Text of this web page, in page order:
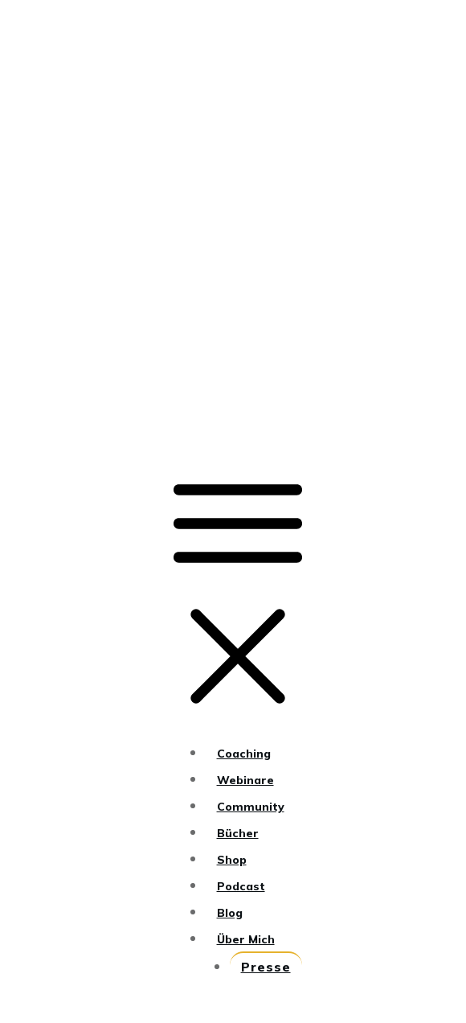
Coaching
Webinare
Community
Bücher
Shop
Podcast
Blog
Über Mich
Presse